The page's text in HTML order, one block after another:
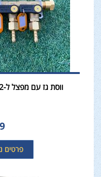
ווסת גז עם מפצל ל-2 נקודות גז לחיבור מיכל גז